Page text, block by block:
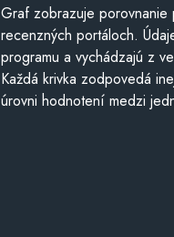
Graf zobrazuje porovnanie
recenzných portáloch.
programu a vychádzajú z
Každá krivka zodpovedá
úrovni hodnotení medzi